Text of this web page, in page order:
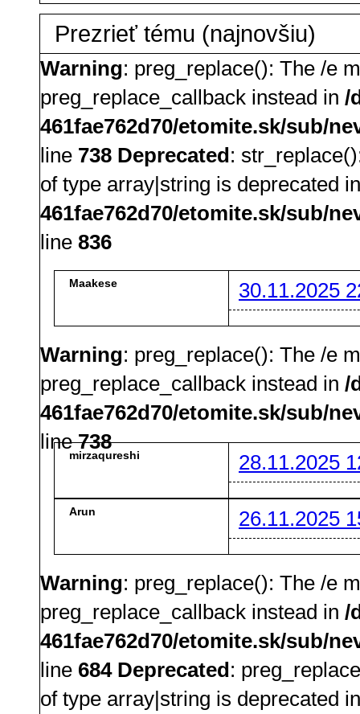
Prezrieť tému (najnovšiu)
Warning: preg_replace(): The /e
preg_replace_callback instead in /
461fae762d70/etomite.sk/sub/
line 738 Deprecated:
of type array|string is deprecated
461fae762d70/etomite.sk/sub/
line 836
Maakese 30.11.2025
Warning: preg_replace(): The /e
preg_replace_callback instead in /
461fae762d70/etomite.sk/sub/
line738
mirzaqureshi 28.11.2025
Arun 26.11.2025
Warning: preg_replace(): The /e
preg_replace_callback instead in /
461fae762d70/etomite.sk/sub/
line 684 Deprecated:
of type array|string is deprecated